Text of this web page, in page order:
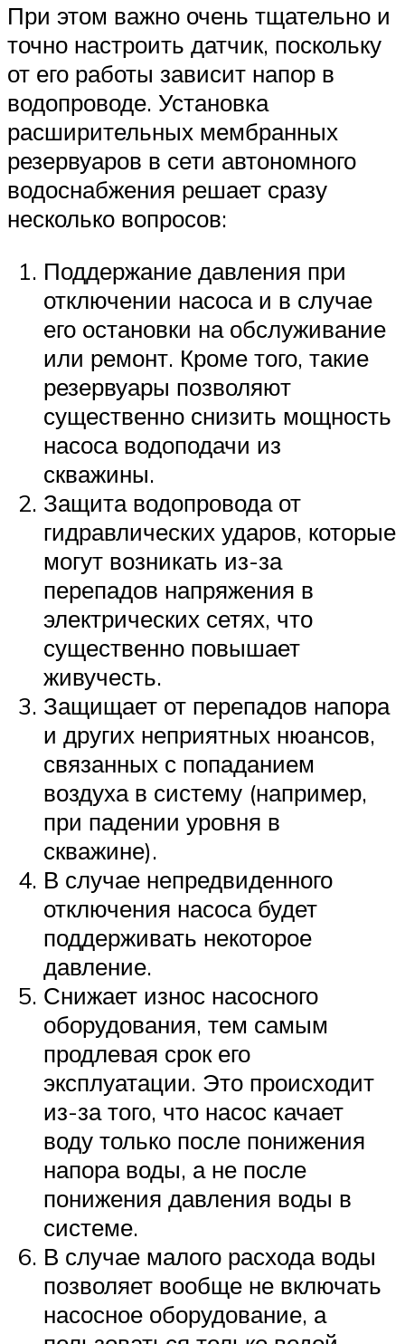
При этом важно очень тщательно и
точно настроить датчик, поскольку
от его работы зависит напор в
водопроводе. Установка
расширительных мембранных
резервуаров в сети автономного
водоснабжения решает сразу
несколько вопросов:
Поддержание давления при
отключении насоса и в случае
его остановки на обслуживание
или ремонт. Кроме того, такие
резервуары позволяют
существенно снизить мощность
насоса водоподачи из
скважины.
Защита водопровода от
гидравлических ударов, которые
могут возникать из-за
перепадов напряжения в
электрических сетях, что
существенно повышает
живучесть.
Защищает от перепадов напора
и других неприятных нюансов,
связанных с попаданием
воздуха в систему (например,
при падении уровня в
скважине).
В случае непредвиденного
отключения насоса будет
поддерживать некоторое
давление.
Снижает износ насосного
оборудования, тем самым
продлевая срок его
эксплуатации. Это происходит
из-за того, что насос качает
воду только после понижения
напора воды, а не после
понижения давления воды в
системе.
В случае малого расхода воды
позволяет вообще не включать
насосное оборудование, а